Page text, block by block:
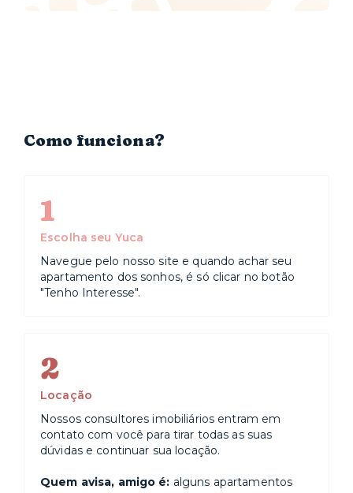
Como funciona?
1
Escolha seu Yuca
Navegue pelo nosso site e quando achar seu
apartamento dos sonhos, é só clicar no botão
"Tenho Interesse".
2
Locação
Nossos consultores imobiliários entram em
contato com você para tirar todas as suas
dúvidas e continuar sua locação.
Quem avisa, amigo é: alguns apartamentos